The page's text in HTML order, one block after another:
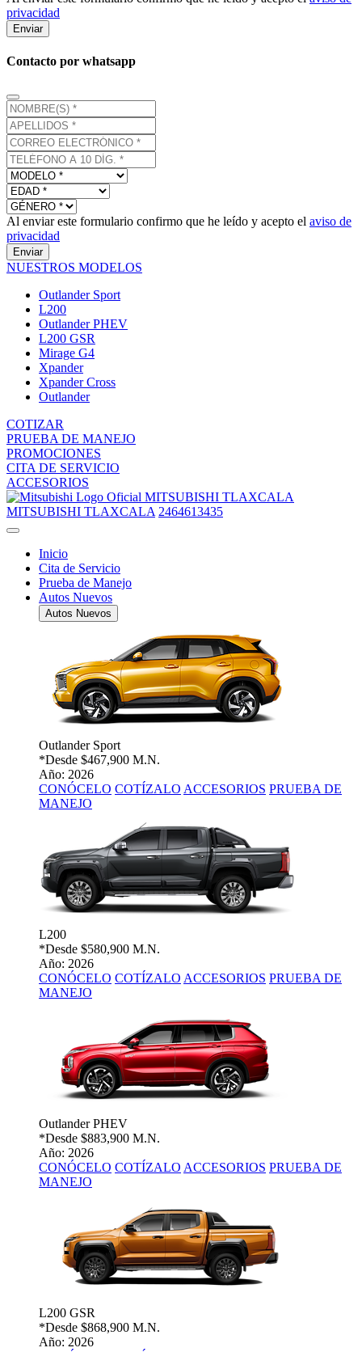
privacidad
Enviar
Contacto por whatsapp
Al enviar este formulario confirmo que he leído y acepto el aviso de
privacidad
Enviar
NUESTROS MODELOS
Outlander Sport
L200
Outlander PHEV
L200 GSR
Mirage G4
Xpander
Xpander Cross
Outlander
COTIZAR
PRUEBA DE MANEJO
PROMOCIONES
CITA DE SERVICIO
ACCESORIOS
MITSUBISHI TLAXCALA
MITSUBISHI TLAXCALA 2464613435
Inicio
Cita de Servicio
Prueba de Manejo
Autos Nuevos
Autos Nuevos
Outlander Sport
*Desde $467,900 M.N.
Año: 2026
CONÓCELO COTÍZALO ACCESORIOS PRUEBA DE
MANEJO
L200
*Desde $580,900 M.N.
Año: 2026
CONÓCELO COTÍZALO ACCESORIOS PRUEBA DE
MANEJO
Outlander PHEV
*Desde $883,900 M.N.
Año: 2026
CONÓCELO COTÍZALO ACCESORIOS PRUEBA DE
MANEJO
L200 GSR
*Desde $868,900 M.N.
Año: 2026